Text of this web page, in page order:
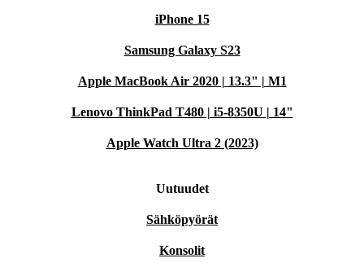
iPhone 15
Samsung Galaxy S23
Apple MacBook Air 2020 | 13.3" | M1
Lenovo ThinkPad T480 | i5-8350U | 14"
Apple Watch Ultra 2 (2023)
Uutuudet
Sähköpyörät
Konsolit